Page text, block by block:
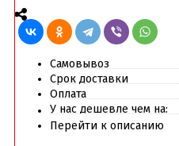
Самовывоз
Срок доставки
Оплата
У нас дешевле чем на:
Перейти к описанию